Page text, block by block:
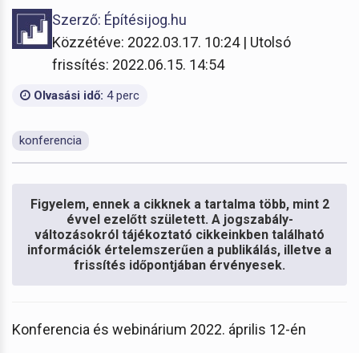
Szerző: Építésijog.hu
Közzétéve: 2022.03.17. 10:24 | Utolsó
frissítés: 2022.06.15. 14:54
Olvasási idő: 4 perc
konferencia
Figyelem, ennek a cikknek a tartalma több, mint 2
évvel ezelőtt született. A jogszabály-
változásokról tájékoztató cikkeinkben található
információk értelemszerűen a publikálás, illetve a
frissítés időpontjában érvényesek.
Konferencia és webinárium 2022. április 12-én